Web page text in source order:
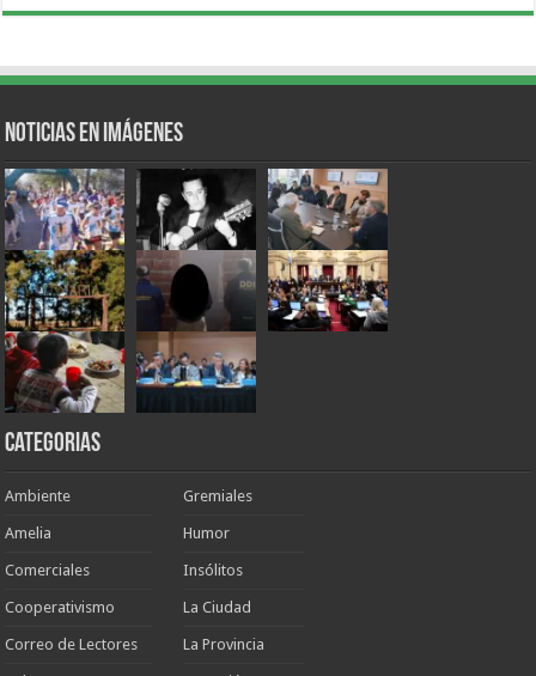
Noticias en Imágenes
Categorias
Ambiente
Amelia
Comerciales
Cooperativismo
Correo de Lectores
Gremiales
Humor
Insólitos
La Ciudad
La Provincia